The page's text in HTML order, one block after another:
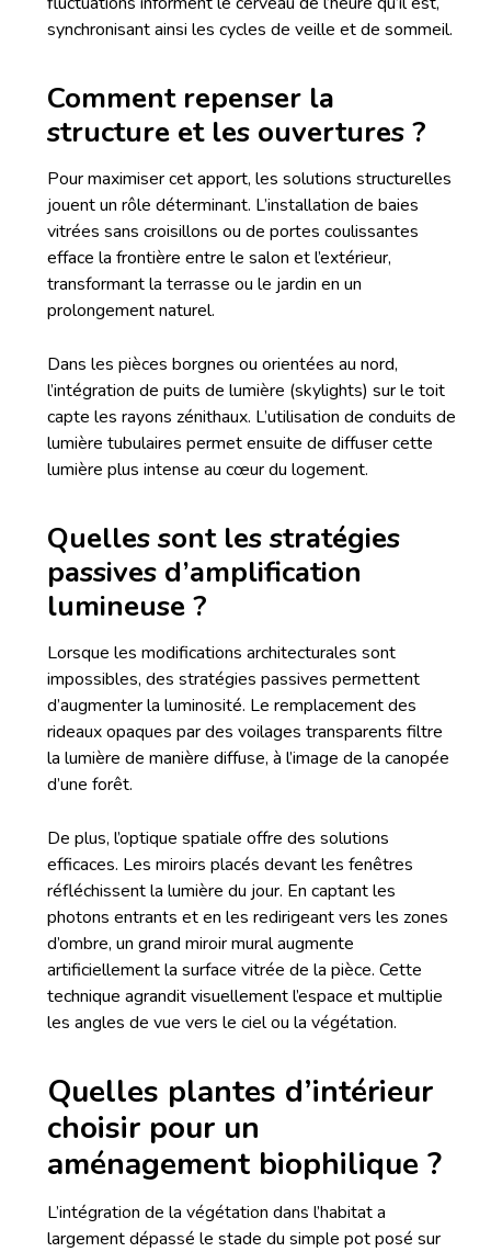
synchronisant ainsi les cycles de veille et de sommeil.
Comment repenser la
structure et les ouvertures ?
Pour maximiser cet apport, les solutions structurelles
jouent un rôle déterminant. L’installation de baies
vitrées sans croisillons ou de portes coulissantes
efface la frontière entre le salon et l’extérieur,
transformant la terrasse ou le jardin en un
prolongement naturel.
Dans les pièces borgnes ou orientées au nord,
l’intégration de puits de lumière (skylights) sur le toit
capte les rayons zénithaux. L’utilisation de conduits de
lumière tubulaires permet ensuite de diffuser cette
lumière plus intense au cœur du logement.
Quelles sont les stratégies
passives d’amplification
lumineuse ?
Lorsque les modifications architecturales sont
impossibles, des stratégies passives permettent
d’augmenter la luminosité. Le remplacement des
rideaux opaques par des voilages transparents filtre
la lumière de manière diffuse, à l’image de la canopée
d’une forêt.
De plus, l’optique spatiale offre des solutions
efficaces. Les miroirs placés devant les fenêtres
réfléchissent la lumière du jour. En captant les
photons entrants et en les redirigeant vers les zones
d’ombre, un grand miroir mural augmente
artificiellement la surface vitrée de la pièce. Cette
technique agrandit visuellement l’espace et multiplie
les angles de vue vers le ciel ou la végétation.
Quelles plantes d’intérieur
choisir pour un
aménagement biophilique ?
L’intégration de la végétation dans l’habitat a
largement dépassé le stade du simple pot posé sur